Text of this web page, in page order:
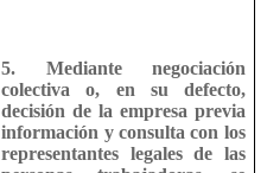
5. Mediante negociación
colectiva o, en su defecto,
decisión de la empresa previa
información y consulta con los
representantes legales de las